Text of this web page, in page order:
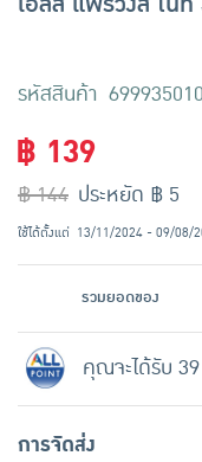
รหัสสินค้า 699935010
฿ 139
฿ 144 ประหยัด ฿ 5
ใช้ได้ตั้งแต่ 13/11/2024 - 09/08/
รวมยอดของ
คุณจะได้รับ
การจัดส่ง